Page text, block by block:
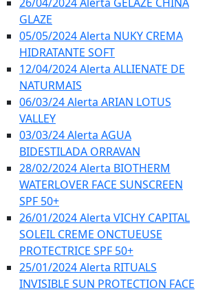
GLAZE
05/05/2024 Alerta NUKY CREMA
HIDRATANTE SOFT
12/04/2024 Alerta ALLIENATE DE
NATURMAIS
06/03/24 Alerta ARIAN LOTUS
VALLEY
03/03/24 Alerta AGUA
BIDESTILADA ORRAVAN
28/02/2024 Alerta BIOTHERM
WATERLOVER FACE SUNSCREEN
SPF 50+
26/01/2024 Alerta VICHY CAPITAL
SOLEIL CREME ONCTUEUSE
PROTECTRICE SPF 50+
25/01/2024 Alerta RITUALS
INVISIBLE SUN PROTECTION FACE